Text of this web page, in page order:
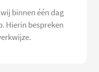
binnen één dag
Hierin bespreken